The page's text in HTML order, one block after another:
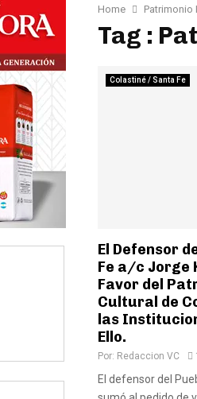
Home Patrimonio
Tag :
Colastiné / Santa Fe
El Defensor
Fe a/c Jorge
Favor del
Cultural de
las
Ello.
Por: Redaccion VC
El defensor del